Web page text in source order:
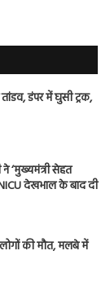
डंपर में घुसी ट्रक,
‘मुख्यमंत्री सेहत
देखभाल के बाद दी
की मौत, मलबे में